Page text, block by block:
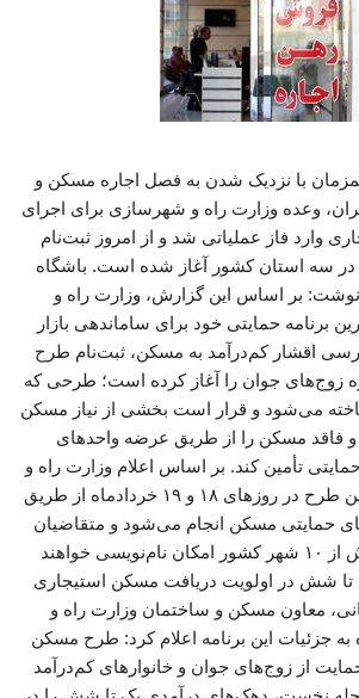
با نزدیک شدن به فصل اجاره مسکن و
وعده وزارت راه و شهرسازی برای اجرای
وارد فاز عملیاتی شد و از امروز ثبت‌نام
در سه استان کشور آغاز شده است. باشگاه
نوشت: بر اساس این گزارش، وزارت راه و
برنامه حمایتی خود برای ساماندهی بازار
اقشار کم‌درآمد به مسکن، ثبت‌نام طرح
زوج‌های جوان را آغاز کرده است؛ طرحی که
می‌شود و قرار است بخشی از نیاز مسکن
و فاقد مسکن را از طریق عرضه واحدهای
تأمین کند. بر اساس اعلام وزارت راه و
شهرسازی، ثبت‌نام این طرح در روزهای ۱۸ و ۱۹ خردادماه از طریق
حمایتی مسکن انجام می‌شود و متقاضیان
واجد شرایط در بیش از ۱۰ شهر کشور امکان نام‌نویسی خواهند
شش در اولویت دریافت مسکن استیجاری
معاون مسکن و ساختمان وزارت راه و
جزئیات این برنامه اعلام کرد: طرح مسکن
از زوج‌های جوان و خانوارهای کم‌درآمد